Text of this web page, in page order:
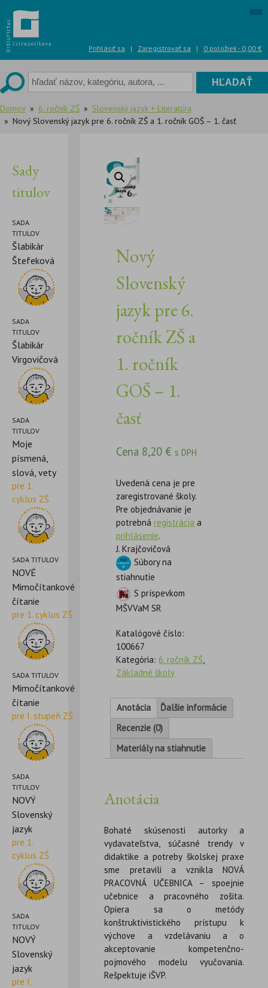
to
content
Prihlásiť sa | Zaregistrovať sa | 0 položiek - 0,00 €
Domov 6. ročník ZŠ
Slovenský jazyk + Literatúra
Nový Slovenský jazyk pre 6. ročník ZŠ a 1. ročník GOŠ – 1. časť
Sady
titulov
SADA
TITULOV
Šlabikár
Štefeková
SADA
TITULOV
Šlabikár
Virgovičová
SADA
TITULOV
Moje
písmená,
slová, vety
pre 1.
cyklus ZŠ
SADA TITULOV
NOVÉ
Mimočítankové
čítanie
pre 1. cyklus ZŠ
SADA TITULOV
Mimočítankové
čítanie
pre I. stupeň ZŠ
SADA
TITULOV
NOVÝ
Slovenský
jazyk
pre 1.
cyklus ZŠ
SADA
TITULOV
NOVÝ
Slovenský
jazyk
pre I.
Nový
Slovenský
jazyk pre 6.
ročník ZŠ a
1. ročník
GOŠ – 1.
časť
Cena 8,20 € s DPH
Uvedená cena je pre
zaregistrované školy.
Pre objednávanie je
potrebnáregistrácia a
prihlásenie.
J. Krajčovičová
Súbory na
stiahnutie
S príspevkom
MŠVVaM SR
Katalógové číslo:
100667
Kategória:6. ročník ZŠ,
Základné školy
Anotácia
Ďalšie informácie
Recenzie (0)
Materiály na stiahnutie
Anotácia
Bohaté skúsenosti autorky a
vydavateľstva, súčasné trendy v
didaktike a potreby školskej praxe
sme pretavili a vznikla NOVÁ
PRACOVNÁ UČEBNICA – spoejnie
učebnice a pracovného zošita.
Opiera sa o metódy
konštruktivistického prístupu k
výchove a vzdelávaniu a o
akceptovanie kompetenčno-
pojmového modelu vyučovania.
Rešpektuje iŠVP.